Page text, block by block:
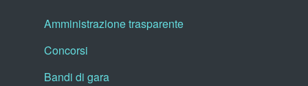
Amministrazione trasparente
Concorsi
Bandi di gara